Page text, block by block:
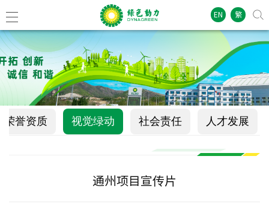
EN 繁
荣誉资质 视觉绿动 社会责任 人才发展
通州项目宣传片